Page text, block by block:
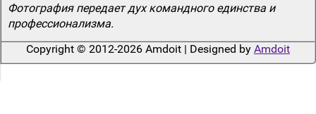
Фотография передает дух командного единства и
профессионализма.
Copyright © 2012-2026 Amdoit | Designed by Amdoit